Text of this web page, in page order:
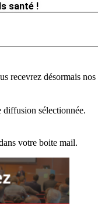
santé !
recevrez désormais nos
diffusion sélectionnée.
votre boite mail.